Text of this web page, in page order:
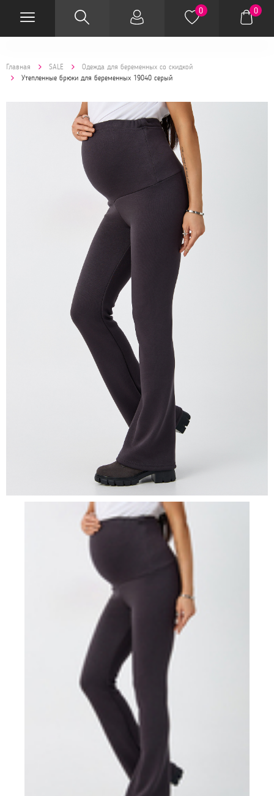
0 0
Главная SALE
Одежда для беременных со скидкой
Утепленные брюки для беременных 19040 серый